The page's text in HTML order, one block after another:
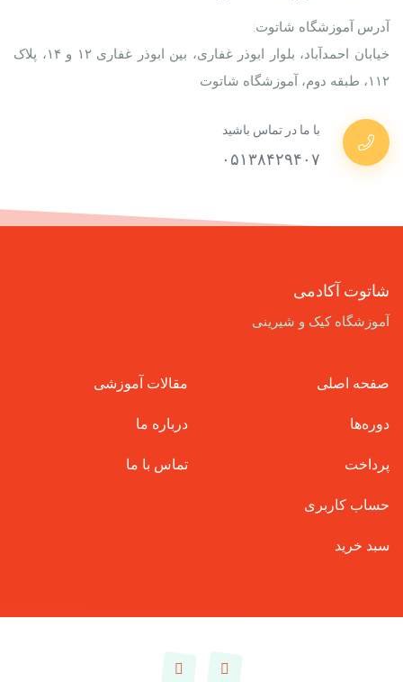
شاتوت آکادمی
آموزشگاه کیک و شیرینی
صفحه اصلی
دوره‌ها
پرداخت
حساب کاربری
سبد خرید
مقالات آموزشی
درباره ما
تماس با ما
آدرس آموزشگاه شاتوت:
خیابان احمدآباد، بلوار ابوذر غفاری، بین ابوذر غفاری ۱۲ و ۱۴، پلاک
۱۱۲، طبقه دوم، آموزشگاه شاتوت
با ما در تماس باشید
۰۵۱۳۸۴۲۹۴۰۷